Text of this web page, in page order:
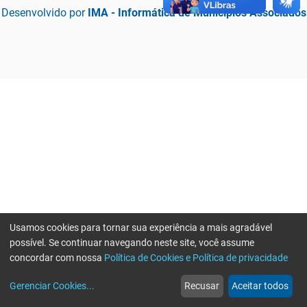
Desenvolvido por IMA - Informática de Municípios Associados
web
Notícias
more_horiz
Mais
Usamos cookies para tornar sua experiência a mais agradável
possível. Se continuar navegando neste site, você assume
concordar com nossa Política de Cookies e Política de privacidade
Gerenciar Cookies... Recusar Aceitar todos
Erro ao enviar informações, por favor tente novamente